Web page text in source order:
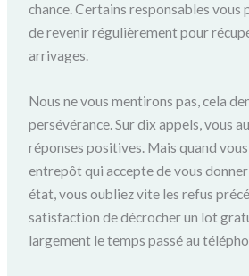
chance. Certains responsables
de revenir régulièrement pour
arrivages.
Nous ne vous mentirons pas, cela
persévérance. Sur dix appels, vous
réponses positives. Mais quand
entrepôt qui accepte de vous
état, vous oubliez vite les refus
satisfaction de décrocher un lot
largement le temps passé au